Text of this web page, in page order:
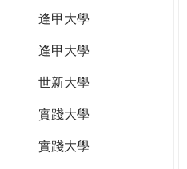
逢甲大學
逢甲大學
世新大學
實踐大學
實踐大學